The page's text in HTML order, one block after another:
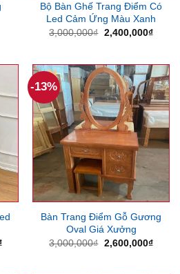
Bộ Bàn Ghế Trang Điểm Có
Led Cảm Ứng Màu Xanh
3,000,000₫ Giá
gốc
2,400,000₫Giá
Giá
-13%
Bàn Trang Điểm Gỗ Gương
Oval Giá Xưởng
3,000,000₫ Giá
2,600,000₫Giá